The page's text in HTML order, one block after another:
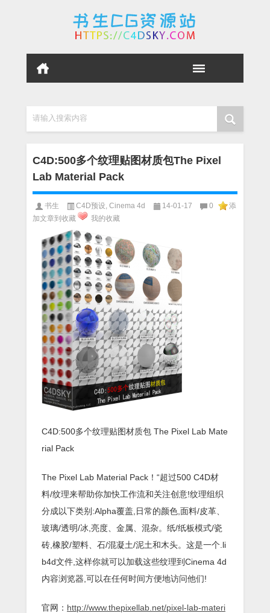
请输入搜索内容
C4D:500多个纹理贴图材质包The Pixel
Lab Material Pack
书生 C4D预设 Cinema 4d 14-01-17 0
添
加文章到收藏
我的收藏
C4D:500多个纹理贴图材质包 The Pixel Lab Mate
rial Pack
The Pixel Lab Material Pack！“超过500 C4D材
料/纹理来帮助你加快工作流和关注创意!纹理组织
分成以下类别:Alpha覆盖,日常的颜色,面料/皮革、
玻璃/透明/冰,亮度、金属、混杂。纸/纸板模式/瓷
砖,橡胶/塑料、石/混凝土/泥土和木头。这是一个.li
b4d文件,这样你就可以加载这些纹理到Cinema 4d
内容浏览器,可以在任何时间方便地访问他们!
官网： http://www.thepixellab.net/pixel-lab-materi